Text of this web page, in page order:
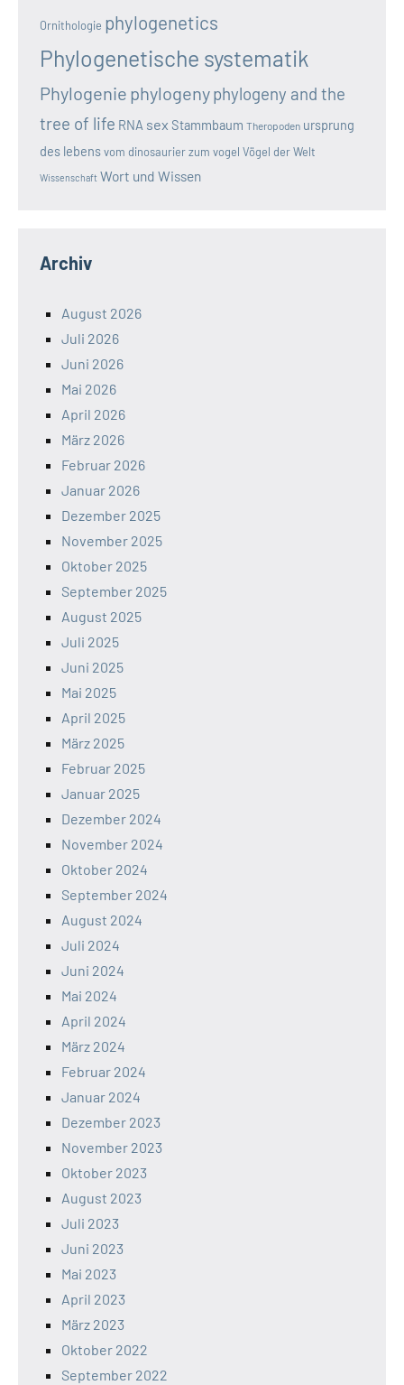
Ornithologie phylogenetics
Phylogenetische systematik
Phylogenie phylogenyphylogeny and the
tree of life RNA sex Stammbaum Theropoden ursprung
des lebensvom dinosaurier zum vogel Vögel der Welt
Wissenschaft Wort und Wissen
Archiv
August 2026
Juli 2026
Juni 2026
Mai 2026
April 2026
März 2026
Februar 2026
Januar 2026
Dezember 2025
November 2025
Oktober 2025
September 2025
August 2025
Juli 2025
Juni 2025
Mai 2025
April 2025
März 2025
Februar 2025
Januar 2025
Dezember 2024
November 2024
Oktober 2024
September 2024
August 2024
Juli 2024
Juni 2024
Mai 2024
April 2024
März 2024
Februar 2024
Januar 2024
Dezember 2023
November 2023
Oktober 2023
August 2023
Juli 2023
Juni 2023
Mai 2023
April 2023
März 2023
Oktober 2022
September 2022